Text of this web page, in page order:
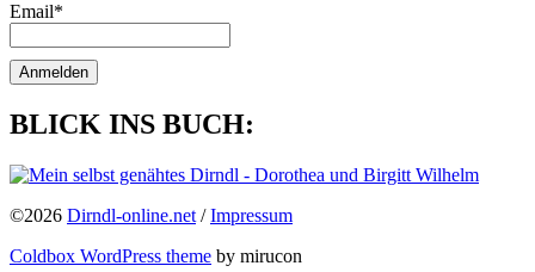
Email*
BLICK INS BUCH:
©2026 Dirndl-online.net /Impressum
Coldbox WordPress theme by mirucon